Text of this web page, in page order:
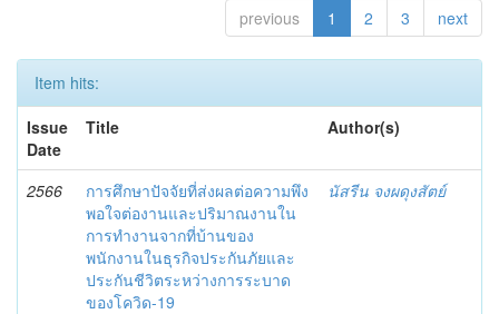
previous 1 2 3 next
Item hits:
Issue
Date
Title Author(s)
2566
การศึกษาปัจจัยที่ส่งผลต่อความพึง
พอใจต่องานและปริมาณงานใน
การทำงานจากที่บ้านของ
พนักงานในธุรกิจประกันภัยและ
ประกันชีวิตระหว่างการระบาด
ของโควิด-19
นัสรีน จงผดุงสัตย์